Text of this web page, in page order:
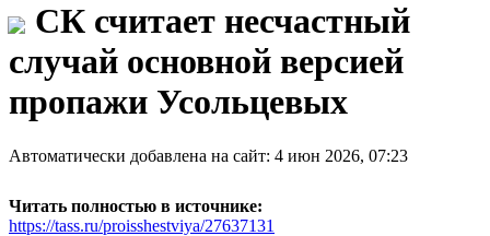
СК считает несчастный
случай основной версией
пропажи Усольцевых
Автоматически добавлена на сайт: 4 июн 2026, 07:23
Читать полностью в источнике:
https://tass.ru/proisshestviya/27637131